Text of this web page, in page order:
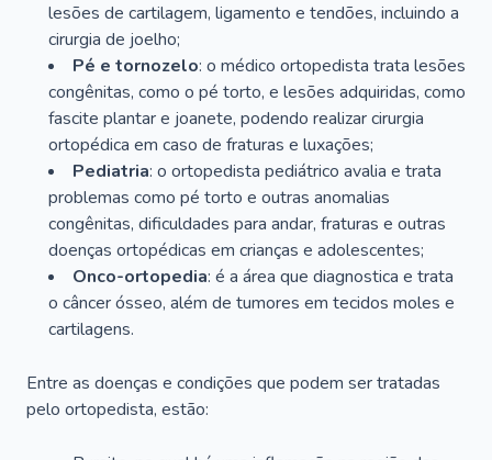
lesões de cartilagem, ligamento e tendões, incluindo a
cirurgia de joelho;
Pé e tornozelo: o médico ortopedista trata lesões
congênitas, como o pé torto, e lesões adquiridas, como
fascite plantar e joanete, podendo realizar cirurgia
ortopédica em caso de fraturas e luxações;
Pediatria: o ortopedista pediátrico avalia e trata
problemas como pé torto e outras anomalias
congênitas, dificuldades para andar, fraturas e outras
doenças ortopédicas em crianças e adolescentes;
Onco-ortopedia: é a área que diagnostica e trata
o câncer ósseo, além de tumores em tecidos moles e
cartilagens.
Entre as doenças e condições que podem ser tratadas
pelo ortopedista, estão: